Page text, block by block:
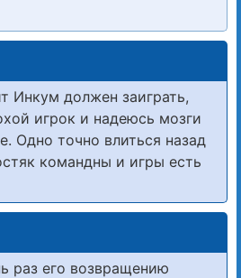
Инкум должен заиграть,
игрок и надеюсь мозги
Одно точно влиться назад
командны и игры есть
раз его возвращению